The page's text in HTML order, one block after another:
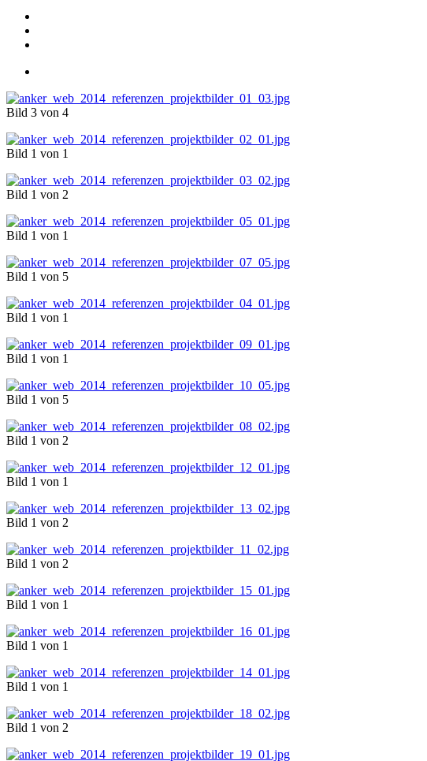
Bild 3 von 4
Bild 1 von 1
Bild 1 von 2
Bild 1 von 1
Bild 1 von 5
Bild 1 von 1
Bild 1 von 1
Bild 1 von 5
Bild 1 von 2
Bild 1 von 1
Bild 1 von 2
Bild 1 von 2
Bild 1 von 1
Bild 1 von 1
Bild 1 von 1
Bild 1 von 2